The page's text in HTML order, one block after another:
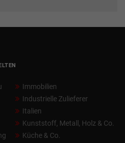
Immobilien
Industrielle Zulieferer
Italien
Kunststoff, Metall, Holz & Co.
Küche & Co.